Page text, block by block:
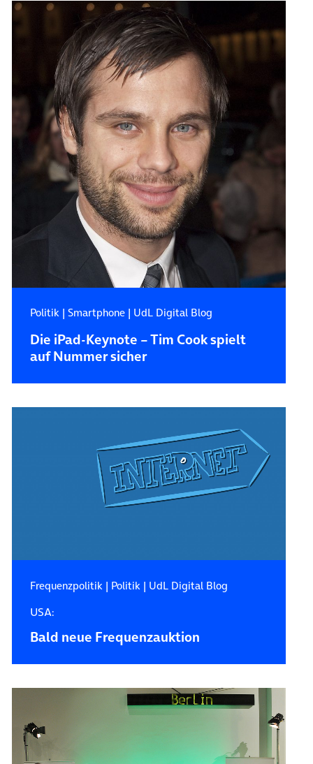
Politik| Smartphone| UdL Digital Blog
Die iPad-Keynote – Tim Cook spielt
auf Nummer sicher
Frequenzpolitik| Politik| UdL Digital Blog
USA:
Bald neue Frequenzauktion